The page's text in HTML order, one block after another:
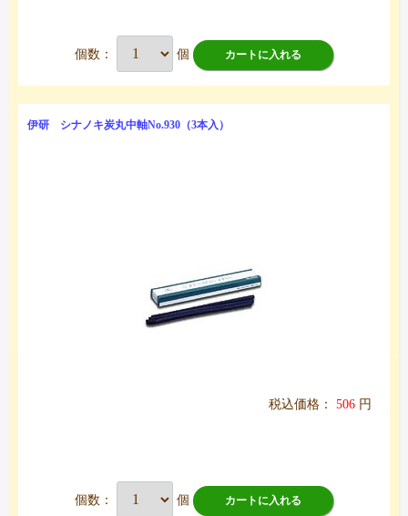
個数： 個 カートに入れる
伊研 シナノキ炭丸中軸No.930（3本入）
税込価格： 506 円
個数： 個 カートに入れる